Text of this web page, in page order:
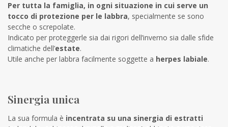
Per tutta la famiglia, in ogni situazione in cui serve un
tocco di protezione per le labbra, specialmente se sono
secche o screpolate.
Indicato per proteggerle sia dai rigori dell’inverno sia dalle sfide
climatiche dell’estate.
Utile anche per labbra facilmente soggette a herpes labiale.
Sinergia unica
La sua formula è incentrata su una sinergia di estratti